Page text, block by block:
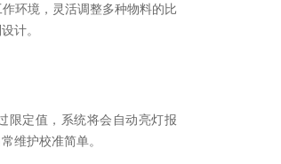
环境，灵活调整多种物料的比
计。
限定值，系统将会自动亮灯报
维护校准简单。